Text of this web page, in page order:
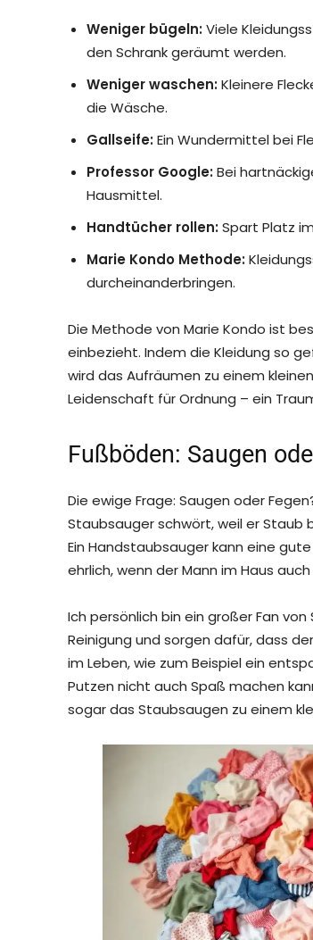
Weniger bügeln:Viele
den Schrank geräumt werden.
Weniger waschen:Kleinere
die Wäsche.
Gallseife:Ein Wundermittel bei
Professor Google:Bei
Hausmittel.
Handtücher rollen:Spart Platz
Marie Kondo Methode:
durcheinanderbringen.
Die Methode von Marie Kondo ist
einbezieht. Indem die Kleidung so
wird das Aufräumen zu einem
Leidenschaft für Ordnung – ein
Fußböden: Saugen
Die ewige Frage: Saugen oder
Staubsauger schwört, weil er Staub
Ein Handstaubsauger kann eine
ehrlich, wenn der Mann im Haus
Ich persönlich bin ein großer Fan
Reinigung und sorgen dafür, dass
im Leben, wie zum Beispiel ein
Putzen nicht auch Spaß machen
sogar das Staubsaugen zu einem